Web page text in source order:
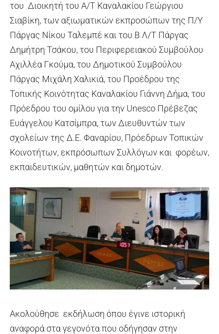
του Διοικητή του Α/Τ Καναλακίου Γεώργιου
Σιαβίκη, των αξιωματικών εκπροσώπων της Π/Υ
Πάργας Νίκου Ταλεμπέ και του Β Λ/Τ Πάργας
Δημήτρη Τσάκου, του Περιφερειακού Συμβούλου
Αχιλλέα Γκούμα, του Δημοτικού Συμβούλου
Πάργας Μιχάλη Χαλικιά, του Προέδρου της
Τοπικής Κοινότητας Καναλακίου Γιάννη Δήμα, του
Πρόεδρου του ομίλου για την Unesco Πρέβεζας
Ευάγγελου Κατσίμπρα, των Διευθυντών των
σχολείων της Δ.Ε. Φαναρίου, Πρόεδρων Τοπικών
Κοινοτήτων, εκπρόσωπων Συλλόγων και φορέων,
εκπαιδευτικών, μαθητών και δημοτών.
Ακολούθησε εκδήλωση όπου έγινε ιστορική
αναφορά στα γεγονότα που οδήγησαν στην